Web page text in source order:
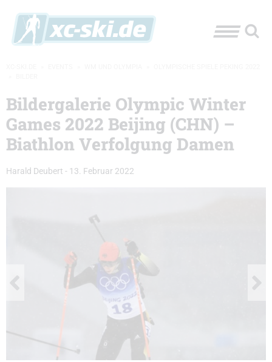
Bildergalerie Olympic Winter
Games 2022 Beijing (CHN) –
Biathlon Verfolgung Damen
Harald Deubert - 13. Februar 2022